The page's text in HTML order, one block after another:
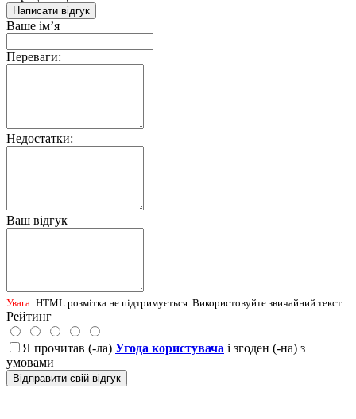
Написати відгук
Ваше ім’я
Переваги:
Недостатки:
Ваш відгук
Увага: HTML розмітка не підтримується. Використовуйте звичайний текст.
Рейтинг
Я прочитав (-ла) Угода користувача і згоден (-на) з
умовами
Відправити свій відгук